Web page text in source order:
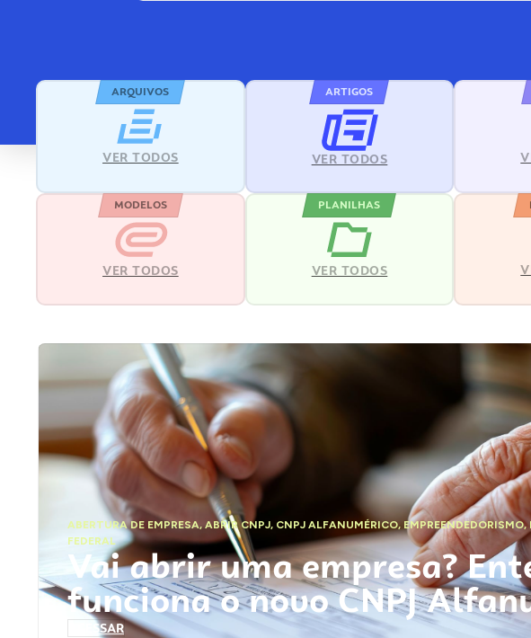
ARQUIVOS
VER TODOS
ARTIGOS
VER TODOS
MODELOS
VER TODOS
PLANILHAS
VER TODOS
ABERTURA DE EMPRESA,ABRIR CNPJ, CNPJ ALFANUMÉRICO, EMPREENDEDORISMO,
FEDERAL
Vai abrir uma empresa?
funciona o novo CNPJ
ACESSAR